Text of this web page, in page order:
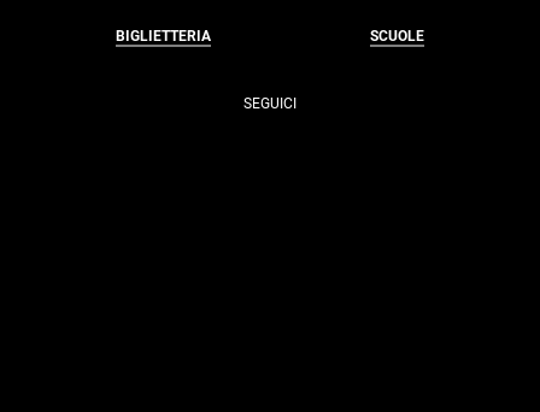
BIGLIETTERIA SCUOLE
SEGUICI